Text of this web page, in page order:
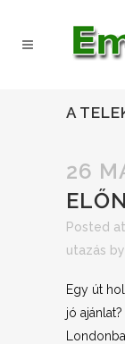
A
26
Posted
utazás by
Egy út
jó